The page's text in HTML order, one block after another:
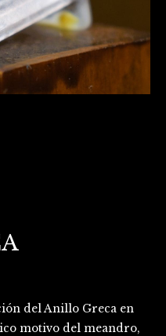
del Anillo Greca en
motivo del meandro,